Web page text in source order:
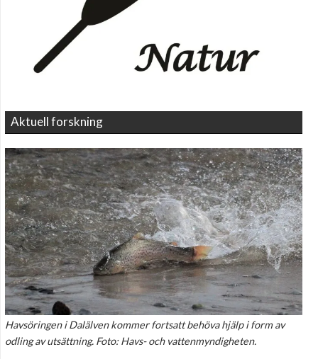
Aktuell forskning
Havsöringen i Dalälven kommer fortsatt behöva hjälp i form av
odling av utsättning. Foto: Havs- och vattenmyndigheten.